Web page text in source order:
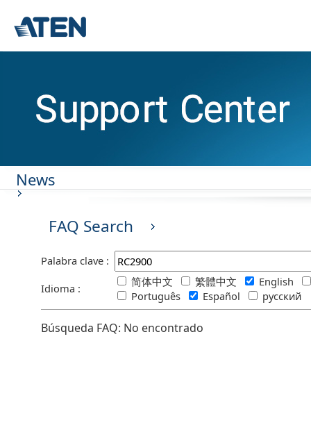
News
FAQ Search
Palabra clave :
Idioma :
简体中文 繁體中文
English
Português
Español русский